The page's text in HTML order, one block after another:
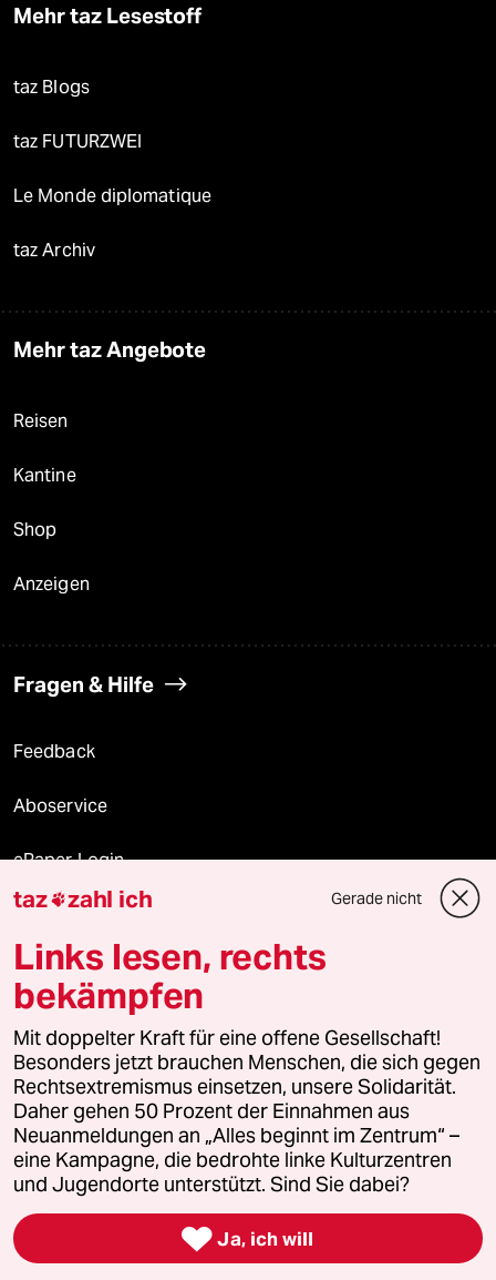
Mehr taz Lesestoff
taz Blogs
taz FUTURZWEI
Le Monde diplomatique
taz Archiv
Mehr taz Angebote
Reisen
Kantine
Shop
Anzeigen
Fragen & Hilfe
Feedback
Aboservice
ePaper Login
Downloads für Abonnierende
© 2026 taz Verlags und Vertriebs GmbH
Alle Rechte vorbehalten. Bei rechtlichen Fragen oder für Genehmigungen
wenden Sie sich bitte an
lizenzen@taz.de
Feedback Redaktionsstatut Kommune-Richtlinien
Leitlinie Informant Datenschutz Impressum AGB
Seitenwende Einwilligungen widerrufen (Ads)
taz zahl ich Gerade nicht
Links lesen, rechts
bekämpfen
Mit doppelter Kraft für eine offene Gesellschaft!
Besonders jetzt brauchen Menschen, die sich gegen
Rechtsextremismus einsetzen, unsere Solidarität.
Daher gehen 50 Prozent der Einnahmen aus
Neuanmeldungen an „Alles beginnt im Zentrum“ –
eine Kampagne, die bedrohte linke Kulturzentren
und Jugendorte unterstützt. Sind Sie dabei?
 Ja, ich will